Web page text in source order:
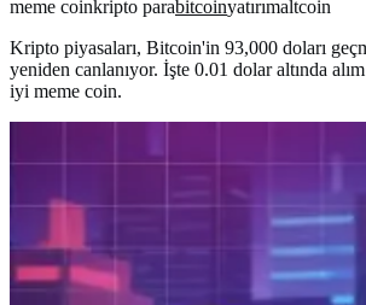
meme coinkripto parabitcoinyatırımaltcoin
Kripto piyasaları, Bitcoin'in 93,000 doları
yeniden canlanıyor. İşte 0.01 dolar altında
iyi meme coin.